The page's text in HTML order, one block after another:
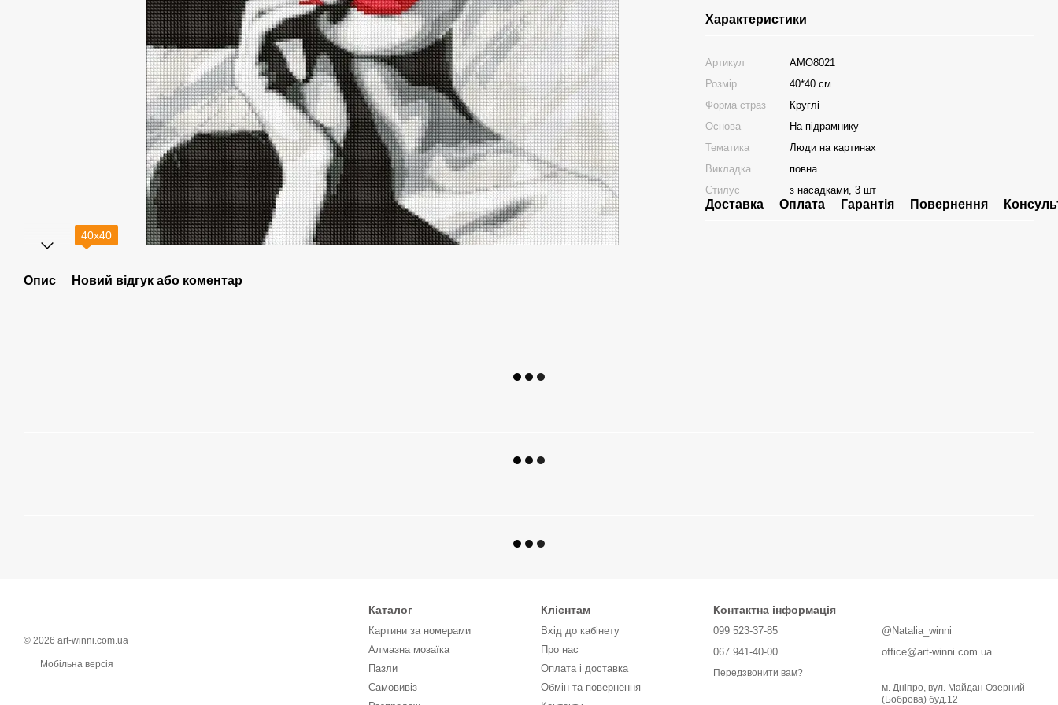
40х40
Опис Новий відгук або коментар
Характеристики
Артикул
AMO8021
Розмір
40*40 см
Форма страз
Круглі
Основа
На підрамнику
Тематика
Люди на картинах
Викладка
повна
Стилус
з насадками, 3 шт
Доставка Оплата Гарантія Повернення
© 2026 art-winni.com.ua
Мобільна версія
Каталог
Картини за номерами
Алмазна мозаїка
Пазли
Самовивіз
Клієнтам
Вхід до кабінету
Про нас
Оплата і доставка
Обмін та повернення
Контактна інформація
099 523-37-85
067 941-40-00
Передзвонити вам?
@Natalia_winni
office@art-winni.com.ua
м. Дніпро, вул. Майдан Озерний
(Боброва) буд.12